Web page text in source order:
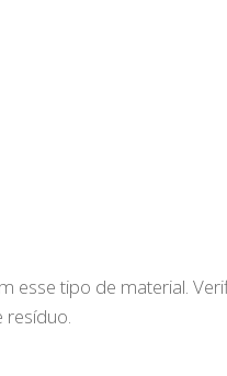
esse tipo de material.
resíduo.